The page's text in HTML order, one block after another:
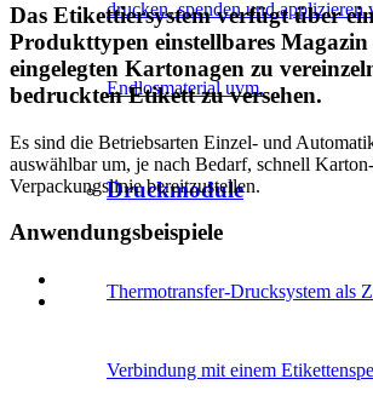
drucken, spenden und applizieren
Endlosmaterial uvm.
Druckmodule
Thermotransfer-Drucksystem als
Verbindung mit einem
Das Etikettiersystem verfügt über
Produkttypen einstellbares
eingelegten Kartonagen zu
bedruckten Etikett zu versehen.
Es sind die Betriebsarten Einzel- und
auswählbar um, je nach Bedarf, schnell
Verpackungslinie bereitzustellen.
Anwendungsbeispiele